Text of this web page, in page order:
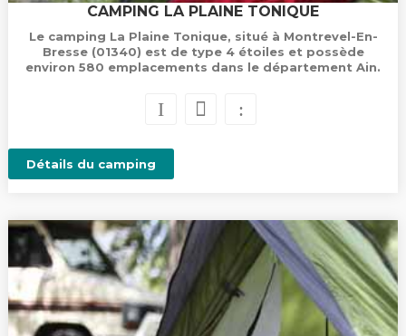
CAMPING LA PLAINE TONIQUE
Le camping La Plaine Tonique, situé à Montrevel-En-
Bresse (01340) est de type 4 étoiles et possède
environ 580 emplacements dans le département Ain.
Détails du camping